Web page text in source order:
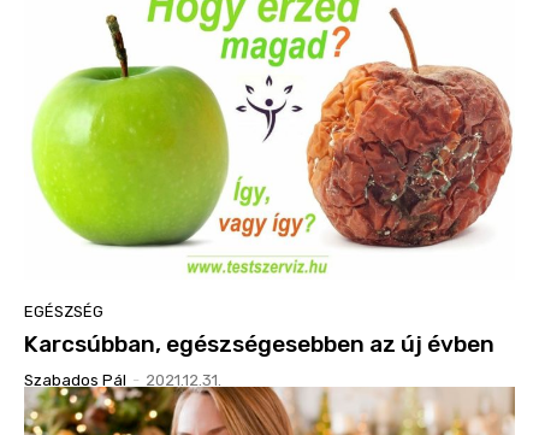
EGÉSZSÉG
Karcsúbban, egészségesebben az új évben
Szabados Pál - 2021.12.31.